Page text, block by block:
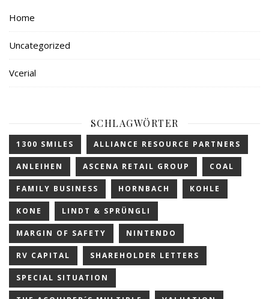
Home
Uncategorized
Vcerial
SCHLAGWÖRTER
1300 SMILES ALLIANCE RESOURCE PARTNERS
ANLEIHEN ASCENA RETAIL GROUP COAL
FAMILY BUSINESS HORNBACH KOHLE
KONE LINDT & SPRÜNGLI
MARGIN OF SAFETY NINTENDO
RV CAPITAL SHAREHOLDER LETTERS
SPECIAL SITUATION